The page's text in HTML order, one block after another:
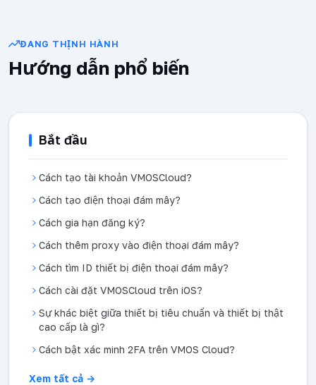
ĐANG THỊNH HÀNH
Hướng dẫn phổ biến
Bắt đầu
Cách tạo tài khoản VMOSCloud?
Cách tạo điện thoại đám mây?
Cách gia hạn đăng ký?
Cách thêm proxy vào điện thoại đám mây?
Cách tìm ID thiết bị điện thoại đám mây?
Cách cài đặt VMOSCloud trên iOS?
Sự khác biệt giữa thiết bị tiêu chuẩn và thiết bị thật
cao cấp là gì?
Cách bật xác minh 2FA trên VMOS Cloud?
Xem tất cả →